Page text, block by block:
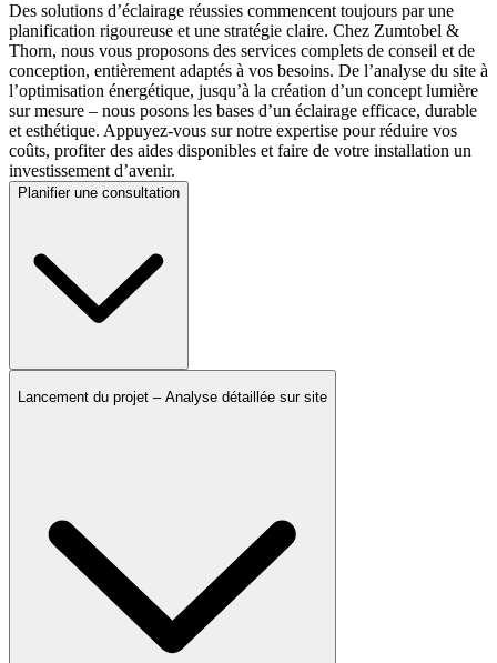
Des solutions d’éclairage réussies commencent toujours par une
planification rigoureuse et une stratégie claire. Chez Zumtobel &
Thorn, nous vous proposons des services complets de conseil et de
conception, entièrement adaptés à vos besoins. De l’analyse du site à
l’optimisation énergétique, jusqu’à la création d’un concept lumière
sur mesure – nous posons les bases d’un éclairage efficace, durable
et esthétique. Appuyez-vous sur notre expertise pour réduire vos
coûts, profiter des aides disponibles et faire de votre installation un
investissement d’avenir.
Planifier une consultation
Lancement du projet – Analyse détaillée sur site